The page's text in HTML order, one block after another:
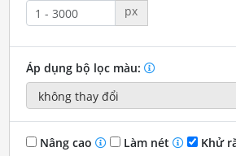
px
Áp dụng bộ lọc màu:
Nâng cao Làm nét
Khử